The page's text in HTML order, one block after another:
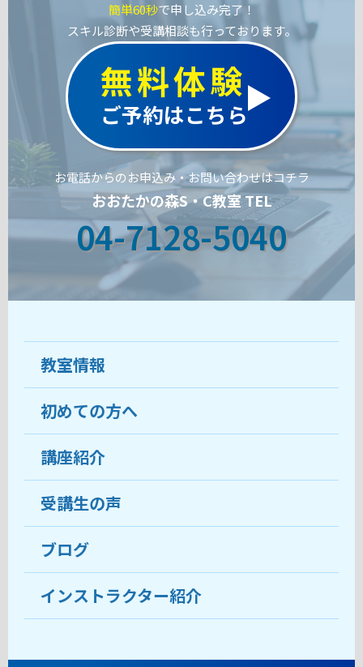
簡単60秒で申し込み完了！
スキル診断や受講相談も行っております。
無料体験
ご予約はこちら
お電話からのお申込み・お問い合わせはコチラ
おおたかの森S・C教室 TEL
04-7128-5040
教室情報
教室について
受講生の声
おすすめ・人気の講座
目的から講座を探す
教室ブログ
初めての方へ
ココがおすすめ
料金
受講までの流れ
よくあるご質問
講座紹介
受講生の声
ブログ
インストラクター紹介